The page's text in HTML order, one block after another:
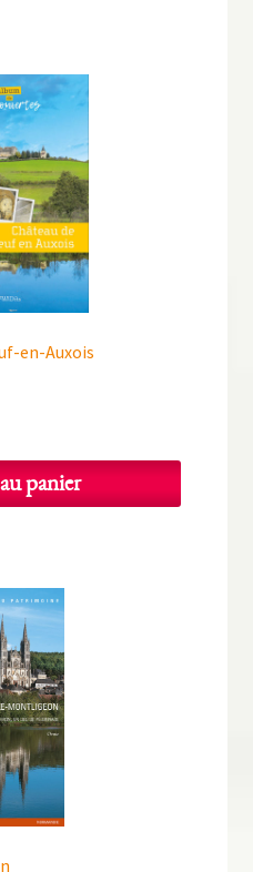
en-Auxois
panier